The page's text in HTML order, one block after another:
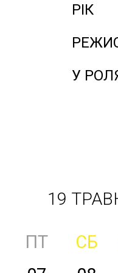
РІК
У
19
ПТ СБ